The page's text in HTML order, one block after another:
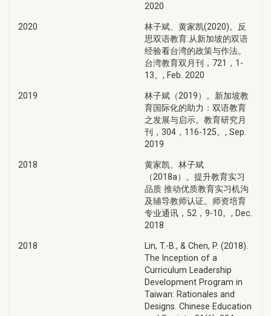
2020
2020
林子斌、黄家凯(2020)。反
思双语教育:从新加坡的双语
经验看台湾的政策与作法。
台湾教育双月刊，721，1-
13。, Feb. 2020
2019
林子斌（2019）。新加坡教
育国际化的助力：双语教育
之发展与启示。教育研究月
刊，304，116-125。, Sep.
2019
2018
黄家凯、林子斌
（2018a）。提升教育实习
品质 推动优质教育实习机沟
及辅导教师认证。师资培育
专业通讯，52，9-10。, Dec.
2018
2018
Lin, T.-B., & Chen, P. (2018).
The Inception of a
Curriculum Leadership
Development Program in
Taiwan: Rationales and
Designs. Chinese Education